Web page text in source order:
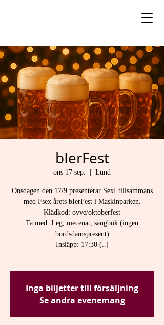
bIerFest
ons 17 sep. Lund
Onsdagen den 17/9 presenterar SexI tillsammans
med Fsex årets bIerFest i Maskinparken.
Klädkod: ovve/oktoberfest
Ta med: Leg, mecenat, sångbok (ingen
bordsdamspresent)
Insläpp: 17:30 (..)
Inga biljetter till försäljning
Se andra evenemang